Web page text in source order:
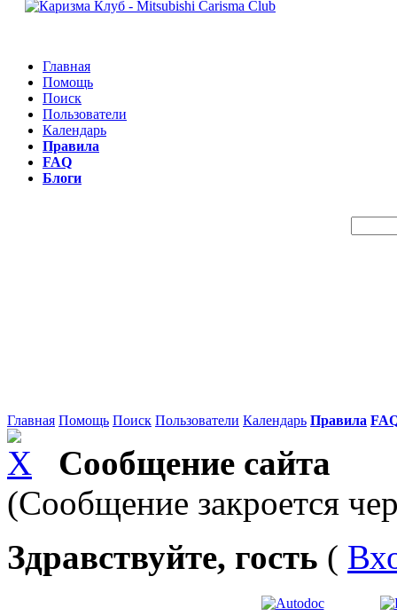
Главная
Помощь
Поиск
Пользователи
Календарь
Правила
FAQ
Блоги
Главная Помощь Поиск Пользователи Календарь Правила
Сообщение сайта
(Сообщение закроется
Здравствуйте, гость (